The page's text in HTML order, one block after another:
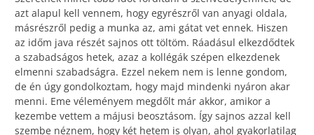
azt alapul kell vennem, hogy egyrészről van anyagi oldala,
másrészről pedig a munka az, ami gátat vet ennek. Hiszen
az időm java részét sajnos ott töltöm. Ráadásul elkezdődtek
a szabadságos hetek, azaz a kollégák szépen elkezdenek
elmenni szabadságra. Ezzel nekem nem is lenne gondom,
de én úgy gondolkoztam, hogy majd mindenki nyáron akar
menni. Eme véleményem megdőlt már akkor, amikor a
kezembe vettem a májusi beosztásom. Így sajnos azzal kell
szembe néznem, hogy két hetem is olyan, ahol gyakorlatilag